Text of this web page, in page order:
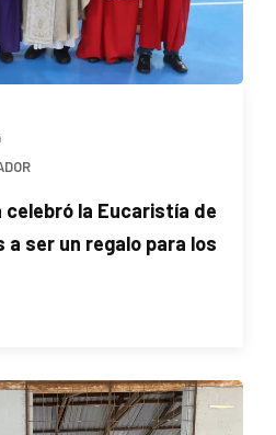
celebró la Eucaristía de
a ser un regalo para los